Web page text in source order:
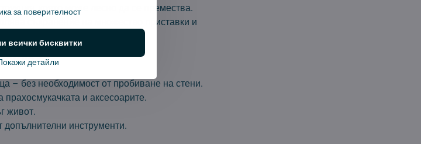
която може лесно да се премества.
съхранение на множество приставки и
– без необходимост от пробиване на стени.
и аксесоарите.
живот.
инструменти.
за поверителност
детайли
всички бисквитки